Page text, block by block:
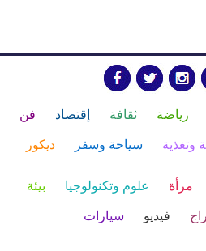
رياضة ثقافة إقتصاد فن
وتغذية سياحة وسفر ديكور
مرأة علوم وتكنولوجيا بيئة
فيديو سيارات